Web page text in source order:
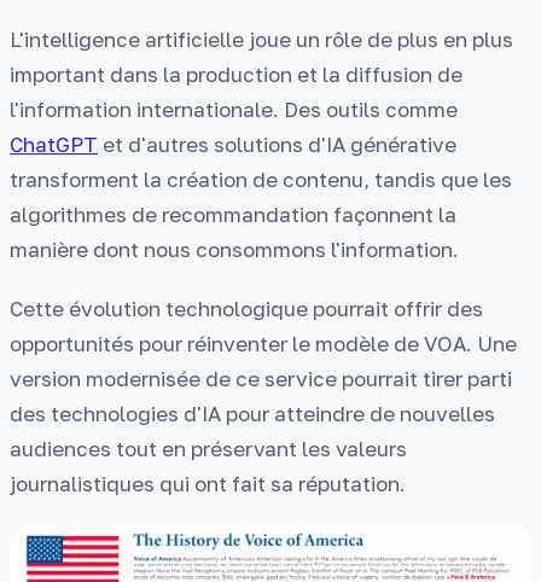
L'intelligence artificielle joue un rôle de plus en plus
important dans la production et la diffusion de
l'information internationale. Des outils comme
ChatGPT et d'autres solutions d'IA générative
transforment la création de contenu, tandis que les
algorithmes de recommandation façonnent la
manière dont nous consommons l'information.
Cette évolution technologique pourrait offrir des
opportunités pour réinventer le modèle de VOA. Une
version modernisée de ce service pourrait tirer parti
des technologies d'IA pour atteindre de nouvelles
audiences tout en préservant les valeurs
journalistiques qui ont fait sa réputation.